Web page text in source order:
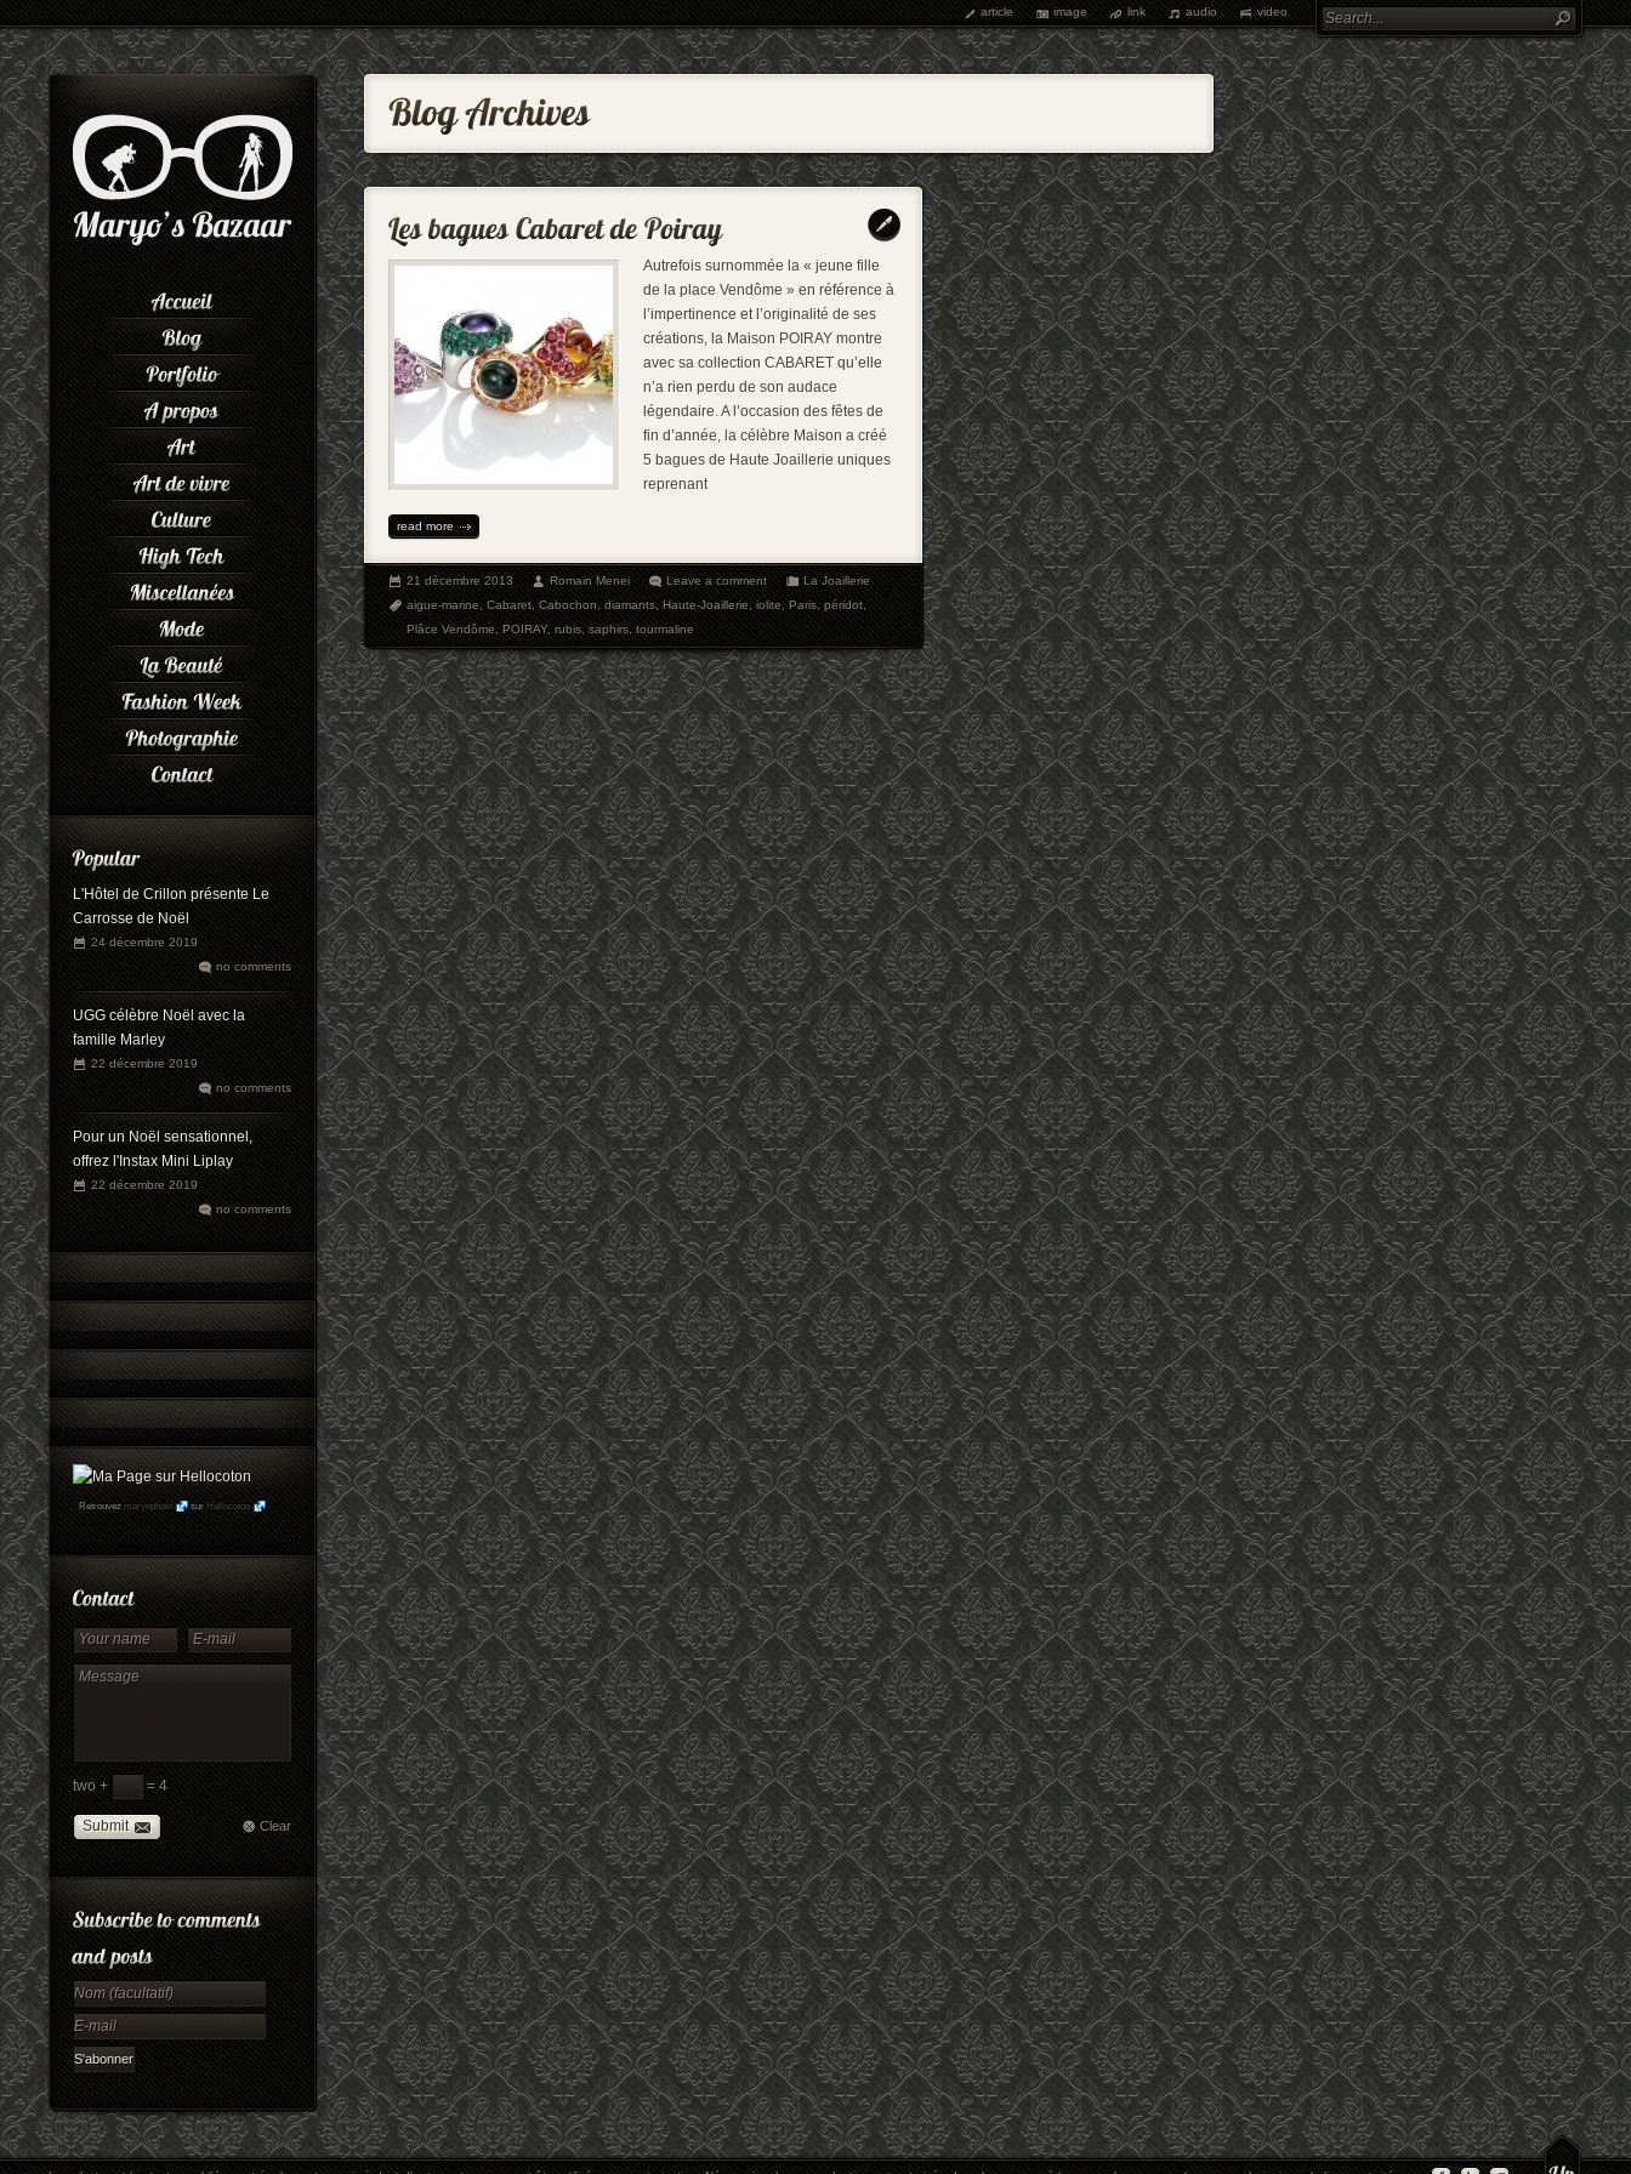
article image link audio video
L'Hôtel de Crillon présente Le
Carrosse de Noël
24 décembre 2019
no comments
UGG célèbre Noël avec la
famille Marley
22 décembre 2019
no comments
Pour un Noël sensationnel,
offrez l'Instax Mini Liplay
22 décembre 2019
no comments
Retrouvez maryophoto sur Hellocoton
two + = 4
Submit Clear
Autrefois surnommée la « jeune fille
de la place Vendôme » en référence à
l’impertinence et l’originalité de ses
créations, la Maison POIRAY montre
avec sa collection CABARET qu’elle
n’a rien perdu de son audace
légendaire. A l’occasion des fêtes de
fin d’année, la célèbre Maison a créé
5 bagues de Haute Joaillerie uniques
reprenant
read more
21 décembre 2013 Romain Menei Leave a comment
La Joaillerie
aigue-marine,Cabaret,Cabochon,diamants,Haute-Joaillerie,iolite,Paris,péridot,
Plâce Vendôme,POIRAY,rubis,saphirs,tourmaline